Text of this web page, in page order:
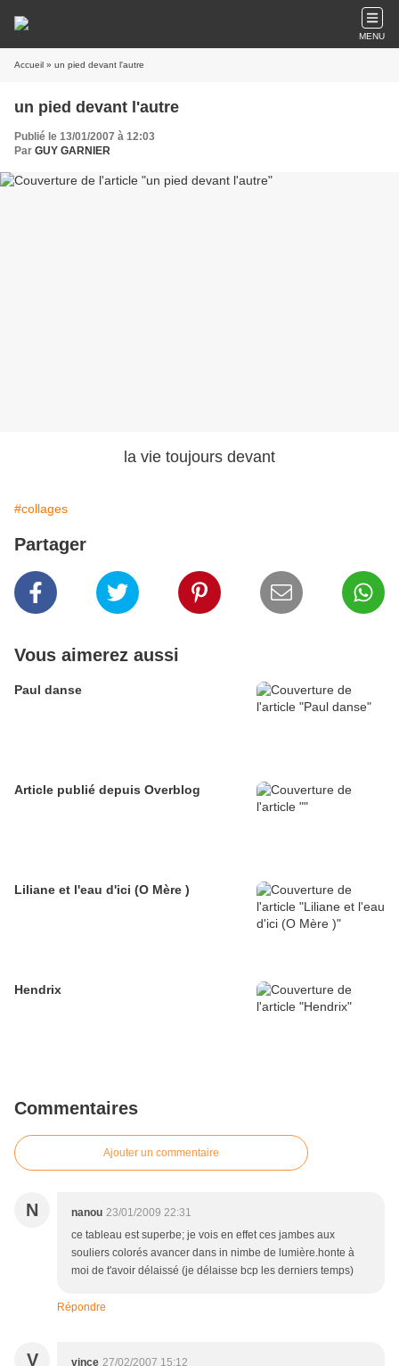
MENU
Accueil » un pied devant l'autre
un pied devant l'autre
Publié le 13/01/2007 à 12:03
Par GUY GARNIER
la vie toujours devant
#collages
Partager
Vous aimerez aussi
Paul danse
Article publié depuis Overblog
Liliane et l'eau d'ici (O Mère )
Hendrix
Commentaires
Ajouter un commentaire
N nanou 23/01/2009 22:31
ce tableau est superbe; je vois en effet ces jambes aux
souliers colorés avancer dans in nimbe de lumière.honte à
moi de t'avoir délaissé (je délaisse bcp les derniers temps)
Répondre
V vince 27/02/2007 15:12